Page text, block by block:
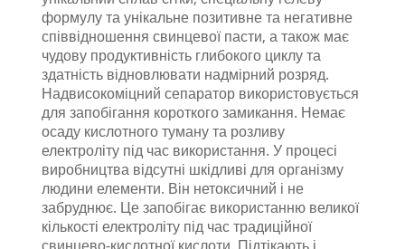
формулу та унікальне позитивне та негативне
співвідношення свинцевої пасти, а також має
чудову продуктивність глибокого циклу та
здатність відновлювати надмірний розряд.
Надвисокоміцний сепаратор використовується
для запобігання короткого замикання. Немає
осаду кислотного туману та розливу
електроліту під час використання. У процесі
виробництва відсутні шкідливі для організму
людини елементи. Він нетоксичний і не
забруднює. Це запобігає використанню великої
кількості електроліту під час традиційної
свинцево-кислотної кислоти. Підтікають і